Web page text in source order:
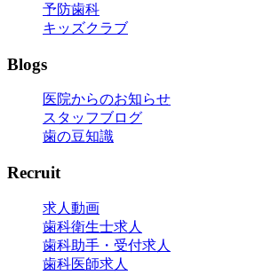
予防歯科
キッズクラブ
Blogs
医院からのお知らせ
スタッフブログ
歯の豆知識
Recruit
求人動画
歯科衛生士求人
歯科助手・受付求人
歯科医師求人